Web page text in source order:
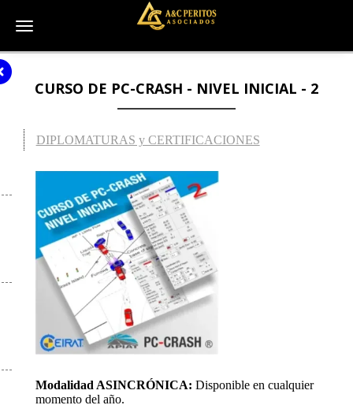
Toggle navigation
CURSO DE PC-CRASH - NIVEL INICIAL - 2
DIPLOMATURAS y CERTIFICACIONES
Modalidad ASINCRÓNICA: Disponible en cualquier
momento del año.